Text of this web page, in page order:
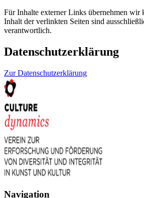
Für Inhalte externer Links übernehmen wir
Inhalt der verlinkten Seiten sind
verantwortlich.
Datenschutzerklärung
Zur Datenschutzerklärung
Navigation